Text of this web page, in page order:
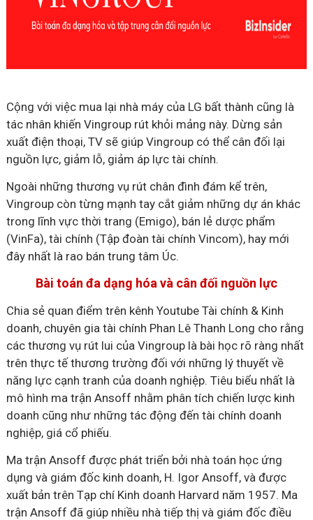
Cộng với việc mua lại nhà máy của LG bất thành cũng là
tác nhân khiến Vingroup rút khỏi mảng này. Dừng sản
xuất điện thoại, TV sẽ giúp Vingroup có thể cân đối lại
nguồn lực, giảm lỗ, giảm áp lực tài chính.
Ngoài những thương vụ rút chân đình đám kể trên,
Vingroup còn từng mạnh tay cắt giảm những dự án khác
trong lĩnh vực thời trang (Emigo), bán lẻ dược phẩm
(VinFa), tài chính (Tập đoàn tài chính Vincom), hay mới
đây nhất là rao bán trung tâm Úc.
Bài toán đa dạng hóa và cân đối nguồn lực
Chia sẻ quan điểm trên kênh Youtube Tài chính & Kinh
doanh, chuyên gia tài chính Phan Lê Thanh Long cho rằng
các thương vụ rút lui của Vingroup là bài học rõ ràng nhất
trên thực tế thương trường đối với những lý thuyết về
năng lực cạnh tranh của doanh nghiệp. Tiêu biểu nhất là
mô hình ma trận Ansoff nhằm phân tích chiến lược kinh
doanh cũng như những tác động đến tài chính doanh
nghiệp, giá cổ phiếu.
Ma trận Ansoff được phát triển bởi nhà toán học ứng
dụng và giám đốc kinh doanh, H. Igor Ansoff, và được
xuất bản trên Tạp chí Kinh doanh Harvard năm 1957. Ma
trận Ansoff đã giúp nhiều nhà tiếp thị và giám đốc điều